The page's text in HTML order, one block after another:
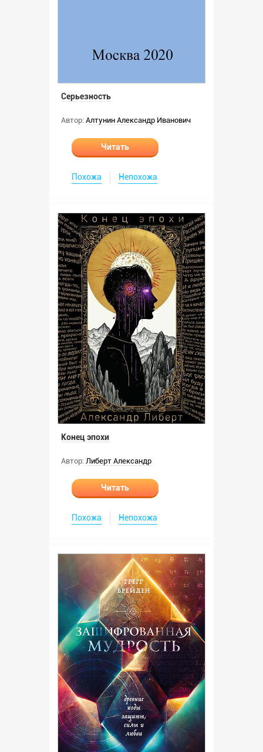
Серьезность
Автор: Алтунин Александр Иванович
Читать
Похожа Непохожа
Конец эпохи
Автор: Либерт Александр
Читать
Похожа Непохожа